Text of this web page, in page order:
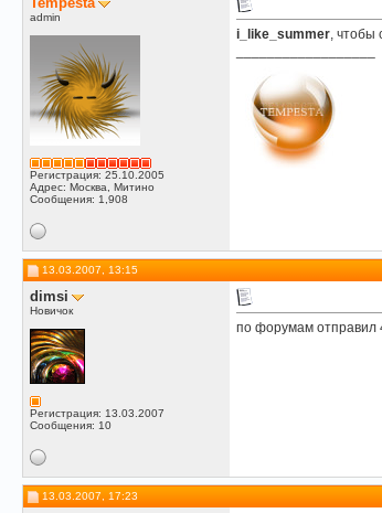
admin
Регистрация: 25.10.2005
Адрес: Москва, Митино
Сообщения: 1,908
i_like_summer, чтобы
13.03.2007, 13:15
dimsi
Новичок
Регистрация: 13.03.2007
Сообщения: 10
по форумам отправил
13.03.2007, 17:23